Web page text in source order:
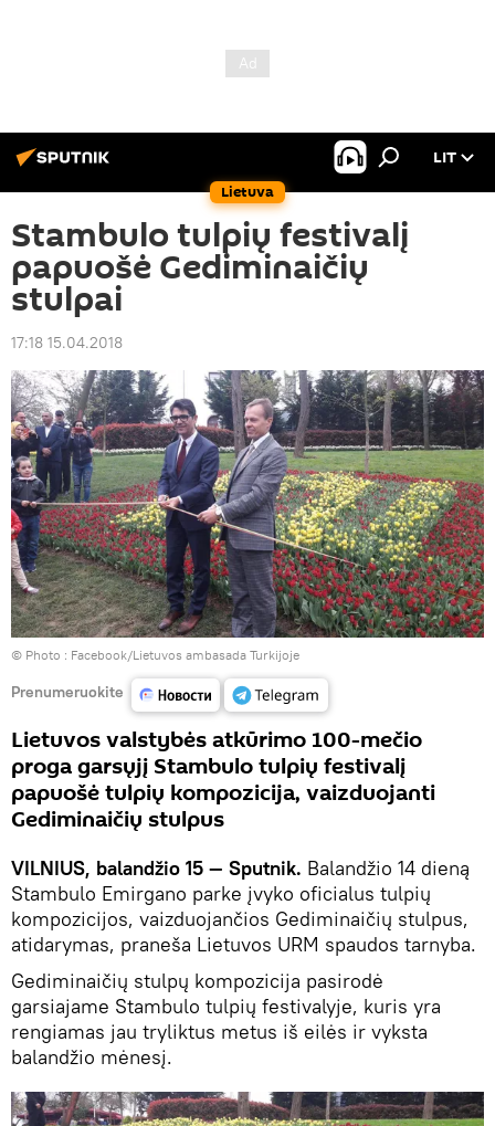
Lietuva
LIT
Stambulo tulpių festivalį
papuošė Gediminaičių
stulpai
17:18 15.04.2018
© Photo : Facebook/Lietuvos ambasada Turkijoje
Prenumeruokite
Lietuvos valstybės atkūrimo 100-mečio
proga garsųjį Stambulo tulpių festivalį
papuošė tulpių kompozicija, vaizduojanti
Gediminaičių stulpus
VILNIUS, balandžio 15 — Sputnik. Balandžio 14 dieną
Stambulo Emirgano parke įvyko oficialus tulpių
kompozicijos, vaizduojančios Gediminaičių stulpus,
atidarymas, praneša Lietuvos URM spaudos tarnyba.
Gediminaičių stulpų kompozicija pasirodė
garsiajame Stambulo tulpių festivalyje, kuris yra
rengiamas jau tryliktus metus iš eilės ir vyksta
balandžio mėnesį.